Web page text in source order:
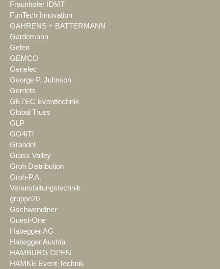
Fraunhofer IDMT
FunTech Innovation
GAHRENS + BATTERMANN
Gardemann
Gefen
GEMCO
Genelec
George P. Johnson
Gerriets
GETEC Eventtechnik
Global Truss
GLP
GO4IT!
Grandel
Grass Valley
Groh Distribution
Groh-P.A.
Veranstaltungstechnik
gruppe20
Gschwendtner
Guest-One
Habegger AG
Habegger Austria
HAMBURG OPEN
HAMKE Event-Technik